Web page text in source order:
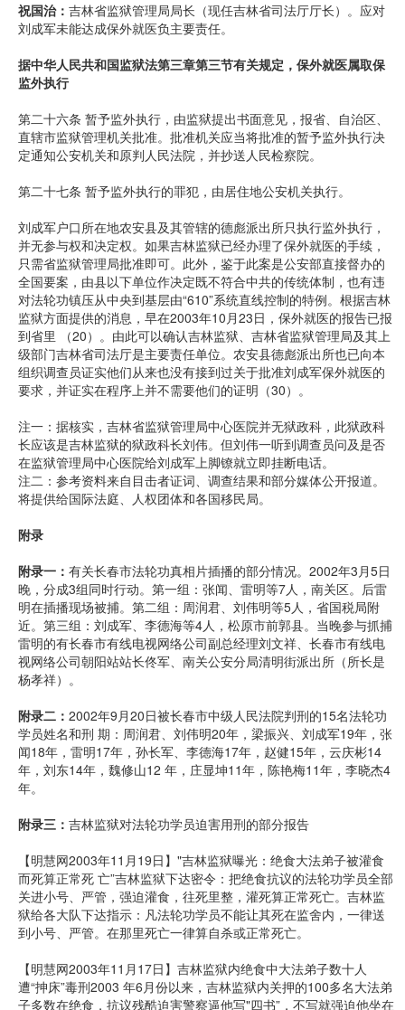
祝国治： 吉林省监狱管理局局长（现任吉林省司法厅厅长）。应对
刘成军未能达成保外就医负主要责任。
据中华人民共和国监狱法第三章第三节有关规定，保外就医属取保
监外执行
第二十六条 暂予监外执行，由监狱提出书面意见，报省、自治区、
直辖市监狱管理机关批准。批准机关应当将批准的暂予监外执行决
定通知公安机关和原判人民法院，并抄送人民检察院。
第二十七条 暂予监外执行的罪犯，由居住地公安机关执行。
刘成军户口所在地农安县及其管辖的德彪派出所只执行监外执行，
并无参与权和决定权。如果吉林监狱已经办理了保外就医的手续，
只需省监狱管理局批准即可。此外，鉴于此案是公安部直接督办的
全国要案，由县以下单位作决定既不符合中共的传统体制，也有违
对法轮功镇压从中央到基层由“610”系统直线控制的特例。根据吉林
监狱方面提供的消息，早在2003年10月23日，保外就医的报告已报
到省里 （20）。由此可以确认吉林监狱、吉林省监狱管理局及其上
级部门吉林省司法厅是主要责任单位。农安县德彪派出所也已向本
组织调查员证实他们从来也没有接到过关于批准刘成军保外就医的
要求，并证实在程序上并不需要他们的证明（30）。
注一：据核实，吉林省监狱管理局中心医院并无狱政科，此狱政科
长应该是吉林监狱的狱政科长刘伟。但刘伟一听到调查员问及是否
在监狱管理局中心医院给刘成军上脚镣就立即挂断电话。
注二：参考资料来自目击者证词、调查结果和部分媒体公开报道。
将提供给国际法庭、人权团体和各国移民局。
附录
附录一： 有关长春市法轮功真相片插播的部分情况。2002年3月5日
晚，分成3组同时行动。第一组：张闻、雷明等7人，南关区。后雷
明在插播现场被捕。第二组：周润君、刘伟明等5人，省国税局附
近。第三组：刘成军、李德海等4人，松原市前郭县。当晚参与抓捕
雷明的有长春市有线电视网络公司副总经理刘文祥、长春市有线电
视网络公司朝阳站站长佟军、南关公安分局清明街派出所（所长是
杨孝祥）。
附录二： 2002年9月20日被长春市中级人民法院判刑的15名法轮功
学员姓名和刑 期：周润君、刘伟明20年，梁振兴、刘成军19年，张
闻18年，雷明17年，孙长军、李德海17年，赵健15年，云庆彬14
年，刘东14年，魏修山12 年，庄显坤11年，陈艳梅11年，李晓杰4
年。
附录三： 吉林监狱对法轮功学员迫害用刑的部分报告
【明慧网2003年11月19日】"吉林监狱曝光：绝食大法弟子被灌食
而死算正常死 亡”吉林监狱下达密令：把绝食抗议的法轮功学员全部
关进小号、严管，强迫灌食，往死里整，灌死算正常死亡。吉林监
狱给各大队下达指示：凡法轮功学员不能让其死在监舍内，一律送
到小号、严管。在那里死亡一律算自杀或正常死亡。
【明慧网2003年11月17日】吉林监狱内绝食中大法弟子数十人
遭“抻床”毒刑2003 年6月份以来，吉林监狱内关押的100多名大法弟
子多数在绝食，抗议残酷迫害警察逼他写"四书”，不写就强迫他坐在